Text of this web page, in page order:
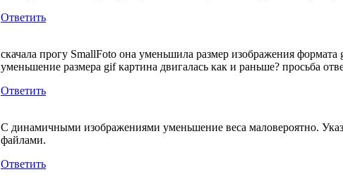
Ответить
скачала прогу SmallFoto она уменьшила размер изображения формата
уменьшение размера gif картина двигалась как и раньше? просьба
Ответить
С динамичными изображениями уменьшение веса маловероятно.
файлами.
Ответить